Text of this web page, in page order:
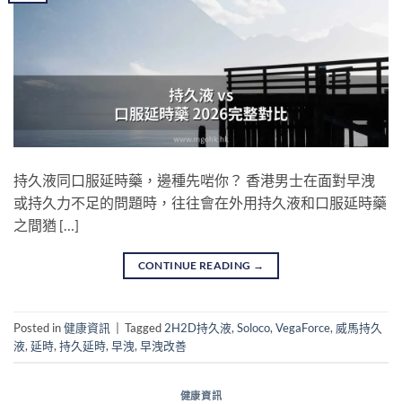
持久液同口服延時藥，邊種先啱你？ 香港男士在面對早洩
或持久力不足的問題時，往往會在外用持久液和口服延時藥
之間猶 […]
CONTINUE READING →
Posted in健康資訊 Tagged 2H2D持久液, Soloco, VegaForce, 威馬持久
液, 延時, 持久延時, 早洩, 早洩改善
健康資訊